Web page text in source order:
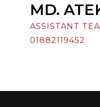
MD.
ASSISTANT
01882119452